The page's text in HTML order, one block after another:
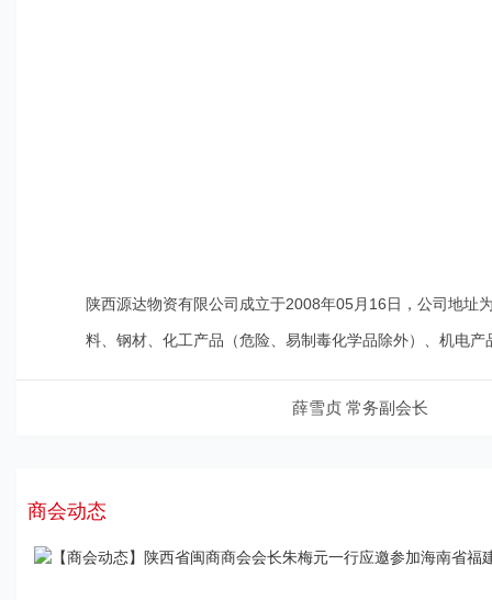
陕西源达物资有限公司成立于2008年05月16日，公司地址
料、钢材、化工产品（危险、易制毒化学品除外）、机电
薛雪贞 常务副会长
商会动态